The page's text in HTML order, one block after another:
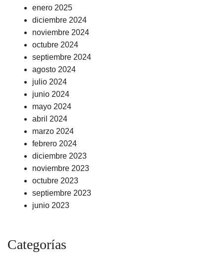
enero 2025
diciembre 2024
noviembre 2024
octubre 2024
septiembre 2024
agosto 2024
julio 2024
junio 2024
mayo 2024
abril 2024
marzo 2024
febrero 2024
diciembre 2023
noviembre 2023
octubre 2023
septiembre 2023
junio 2023
Categorías